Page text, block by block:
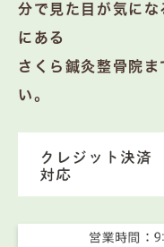
分で見た目が気に
にある
さくら鍼灸整骨院
い。